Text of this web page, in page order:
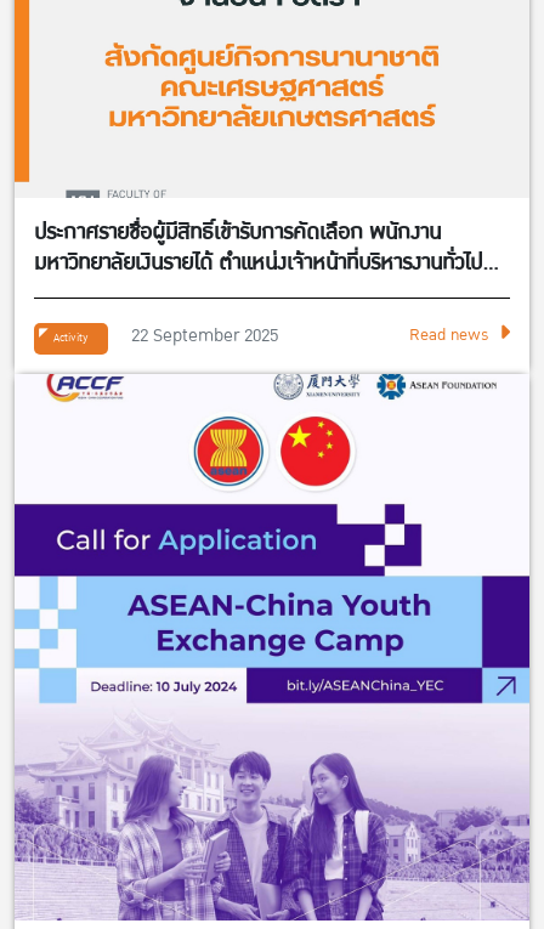
ประกาศรายชื่อผู้มีสิทธิ์เข้ารับการคัดเลือก พนักงาน
มหาวิทยาลัยเงินรายได้ ตำแหน่งเจ้าหน้าที่บริหารงานทั่วไป
จำนวน 1 อัตรา สังกัดศูนย์กิจการนานาชาติ คณะ
เศรษฐศาสตร์
Activity 22 September 2025 Read news